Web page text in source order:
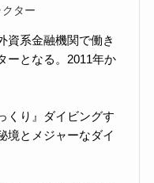
ター
資系金融機関で働き
ーとなる。2011年か
くり』ダイビングす
境とメジャーなダイ